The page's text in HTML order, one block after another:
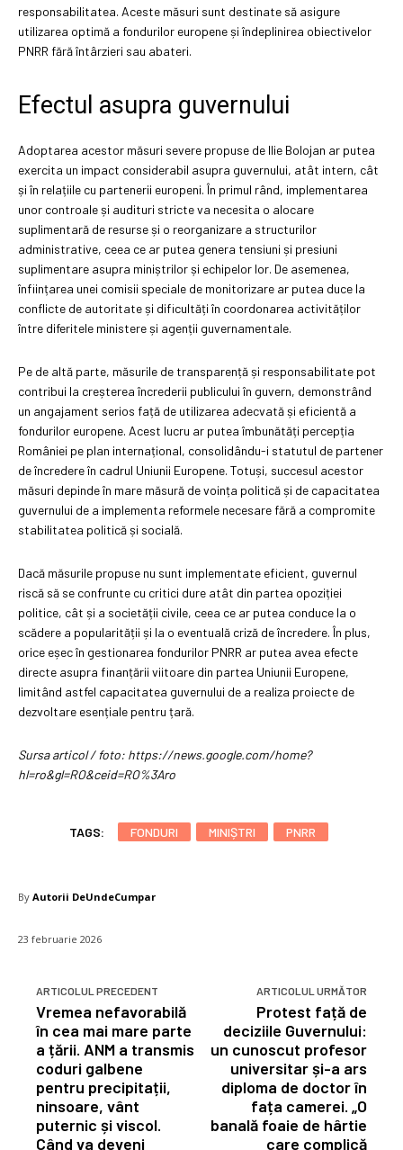
responsabilitatea. Aceste măsuri sunt destinate să asigure
utilizarea optimă a fondurilor europene și îndeplinirea obiectivelor
PNRR fără întârzieri sau abateri.
Efectul asupra guvernului
Adoptarea acestor măsuri severe propuse de Ilie Bolojan ar putea
exercita un impact considerabil asupra guvernului, atât intern, cât
și în relațiile cu partenerii europeni. În primul rând, implementarea
unor controale și audituri stricte va necesita o alocare
suplimentară de resurse și o reorganizare a structurilor
administrative, ceea ce ar putea genera tensiuni și presiuni
suplimentare asupra miniștrilor și echipelor lor. De asemenea,
înființarea unei comisii speciale de monitorizare ar putea duce la
conflicte de autoritate și dificultăți în coordonarea activităților
între diferitele ministere și agenții guvernamentale.
Pe de altă parte, măsurile de transparență și responsabilitate pot
contribui la creșterea încrederii publicului în guvern, demonstrând
un angajament serios față de utilizarea adecvată și eficientă a
fondurilor europene. Acest lucru ar putea îmbunătăți percepția
României pe plan internațional, consolidându-i statutul de partener
de încredere în cadrul Uniunii Europene. Totuși, succesul acestor
măsuri depinde în mare măsură de voința politică și de capacitatea
guvernului de a implementa reformele necesare fără a compromite
stabilitatea politică și socială.
Dacă măsurile propuse nu sunt implementate eficient, guvernul
riscă să se confrunte cu critici dure atât din partea opoziției
politice, cât și a societății civile, ceea ce ar putea conduce la o
scădere a popularității și la o eventuală criză de încredere. În plus,
orice eșec în gestionarea fondurilor PNRR ar putea avea efecte
directe asupra finanțării viitoare din partea Uniunii Europene,
limitând astfel capacitatea guvernului de a realiza proiecte de
dezvoltare esențiale pentru țară.
Sursa articol / foto: https://news.google.com/home?
hl=ro&gl=RO&ceid=RO%3Aro
TAGS: FONDURI MINIȘTRI PNRR
By Autorii DeUndeCumpar
23 februarie 2026
ARTICOLUL PRECEDENT
Vremea nefavorabilă
în cea mai mare parte
a țării. ANM a transmis
coduri galbene
pentru precipitații,
ninsoare, vânt
puternic și viscol.
Când va deveni
ARTICOLUL URMĂTOR
Protest față de
deciziile Guvernului:
un cunoscut profesor
universitar și-a ars
diploma de doctor în
fața camerei. „O
banală foaie de hârtie
care complică